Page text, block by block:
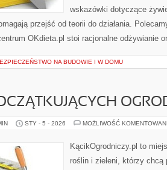
wskazówki dotyczące
przejść od teorii do działania.
OKdieta.pl stoi racjonalne odżywianie
NA BUDOWIE I W DOMU
STY - 5 - 2026 MOŻLIWOŚĆ
KącikOgrodniczy.pl to
roślin i zieleni, którzy chcą